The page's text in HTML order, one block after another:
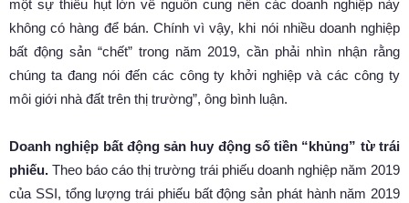
một sự thiếu hụt lớn về nguồn cung nên các doanh nghiệp này
không có hàng để bán. Chính vì vậy, khi nói nhiều doanh nghiệp
bất động sản “chết” trong năm 2019, cần phải nhìn nhận rằng
chúng ta đang nói đến các công ty khởi nghiệp và các công ty
môi giới nhà đất trên thị trường”, ông bình luận.
Doanh nghiệp bất động sản huy động số tiền “khủng” từ trái
phiếu.Theo báo cáo thị trường trái phiếu doanh nghiệp năm 2019
của SSI, tổng lượng trái phiếu bất động sản phát hành năm 2019